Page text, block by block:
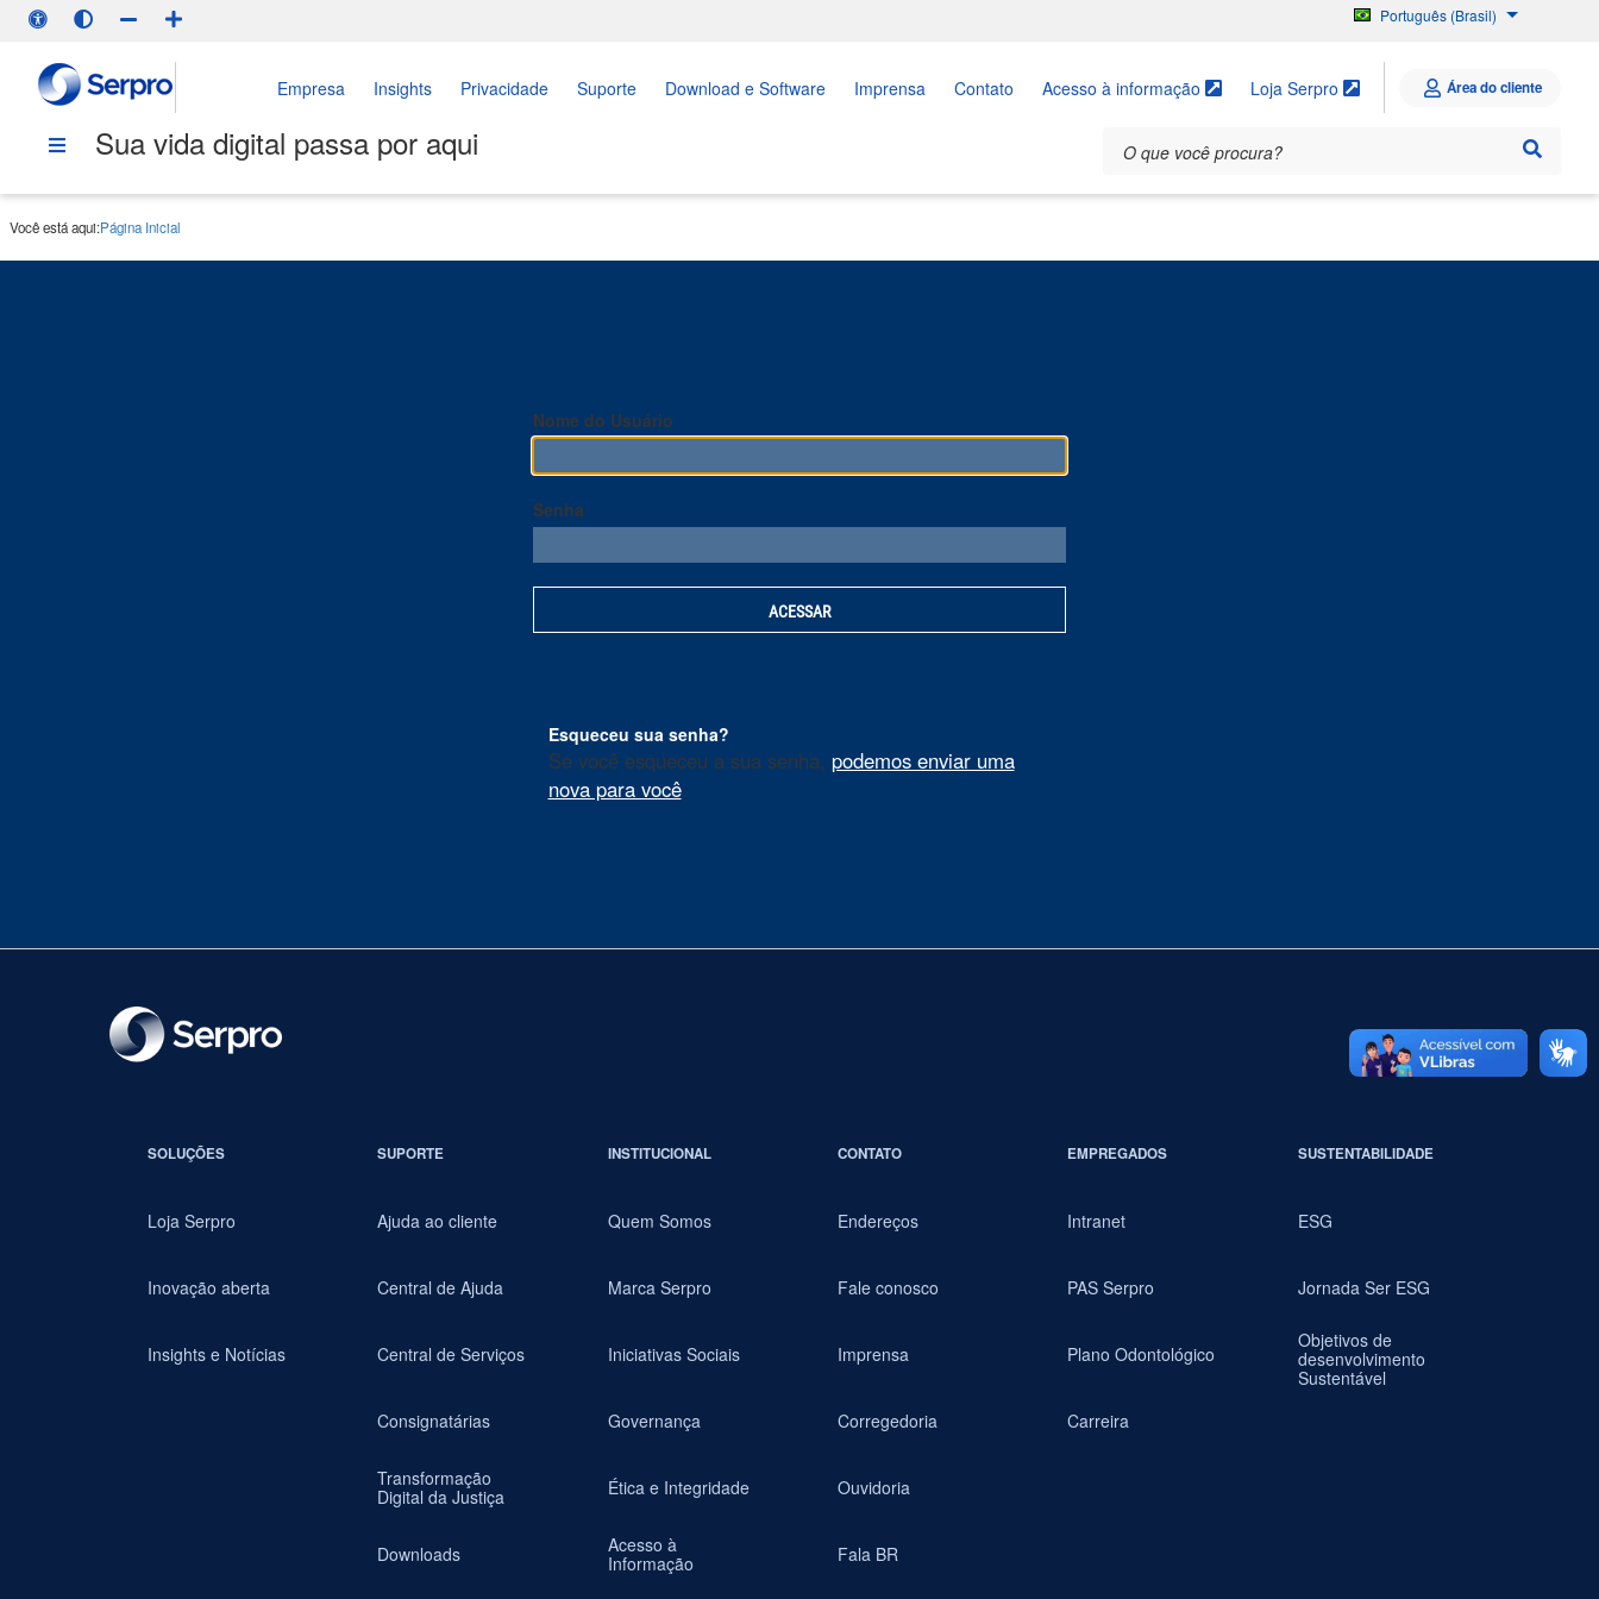
Português (Brasil)
Empresa Insights Privacidade Suporte Download e Software Imprensa Contato Acesso à informação Loja Serpro Área do cliente
Sua vida digital passa por aqui
Você está aqui:Página Inicial
Nome do Usuário
Senha
Esqueceu sua senha?
Se você esqueceu a sua senha, podemos enviar uma
nova para você.
SOLUÇÕES
Loja Serpro
Inovação aberta
Insights e Notícias
SUPORTE
Ajuda ao cliente
Central de Ajuda
Central de Serviços
Consignatárias
Transformação
Digital da Justiça
Downloads
INSTITUCIONAL
Quem Somos
Marca Serpro
Iniciativas Sociais
Governança
Ética e Integridade
Acesso à
Informação
CONTATO
Endereços
Fale conosco
Imprensa
Corregedoria
Ouvidoria
Fala BR
EMPREGADOS
Intranet
PAS Serpro
Plano Odontológico
Carreira
SUSTENTABILIDADE
ESG
Jornada Ser ESG
Objetivos de
desenvolvimento
Sustentável